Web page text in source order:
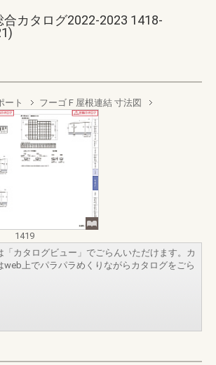
カタログ2022-2023 1418-
ート フーゴ F 屋根連結 寸法図
1419
「カタログビュー」でごらんいただけます。カ
web上でパラパラめくりながらカタログをごら